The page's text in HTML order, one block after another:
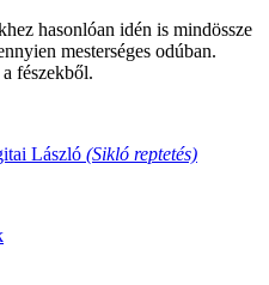
hasonlóan idén is mindössze
mesterséges odúban.
fészekből.
László (Sikló reptetés)